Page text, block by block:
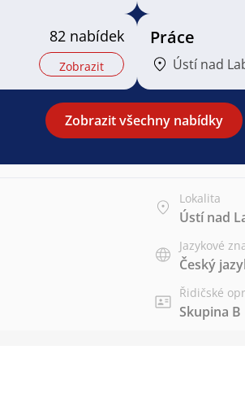
82 nabídek
Zobrazit
Práce
Ústí nad
Zobrazit všechny nabídky
Lokalita
Ústí nad
Jazykové
Český
Řidičské
Skupina B